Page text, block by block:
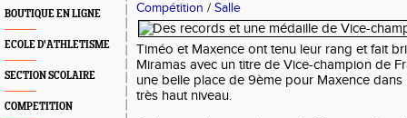
BOUTIQUE EN LIGNE
ECOLE D'ATHLETISME
SECTION SCOLAIRE
COMPETITION
Compétition / Salle
Timéo et Maxence ont tenu leur rang et fait
Miramas avec un titre de Vice-champion de
une belle place de 9ème pour Maxence
très haut niveau.